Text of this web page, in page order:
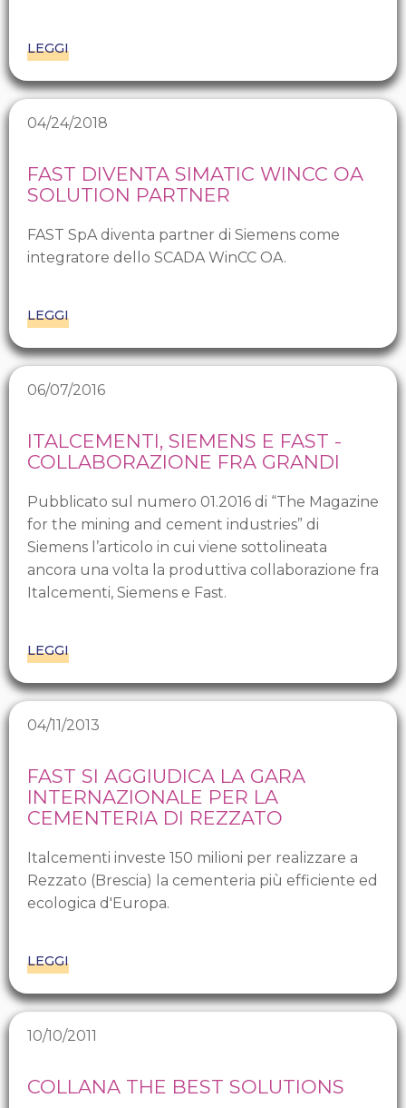
LEGGI
04/24/2018
FAST DIVENTA SIMATIC WINCC OA
SOLUTION PARTNER
FAST SpA diventa partner di Siemens come
integratore dello SCADA WinCC OA.
LEGGI
06/07/2016
ITALCEMENTI, SIEMENS E FAST -
COLLABORAZIONE FRA GRANDI
Pubblicato sul numero 01.2016 di “The Magazine
for the mining and cement industries” di
Siemens l’articolo in cui viene sottolineata
ancora una volta la produttiva collaborazione fra
Italcementi, Siemens e Fast.
LEGGI
04/11/2013
FAST SI AGGIUDICA LA GARA
INTERNAZIONALE PER LA
CEMENTERIA DI REZZATO
Italcementi investe 150 milioni per realizzare a
Rezzato (Brescia) la cementeria più efficiente ed
ecologica d'Europa.
LEGGI
10/10/2011
COLLANA THE BEST SOLUTIONS